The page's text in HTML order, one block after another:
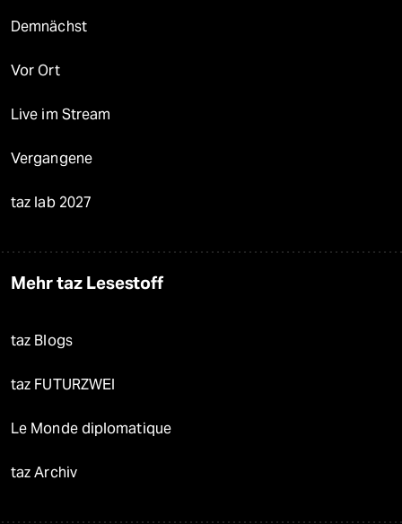
Demnächst
Vor Ort
Live im Stream
Vergangene
taz lab 2027
Mehr taz Lesestoff
taz Blogs
taz FUTURZWEI
Le Monde diplomatique
taz Archiv